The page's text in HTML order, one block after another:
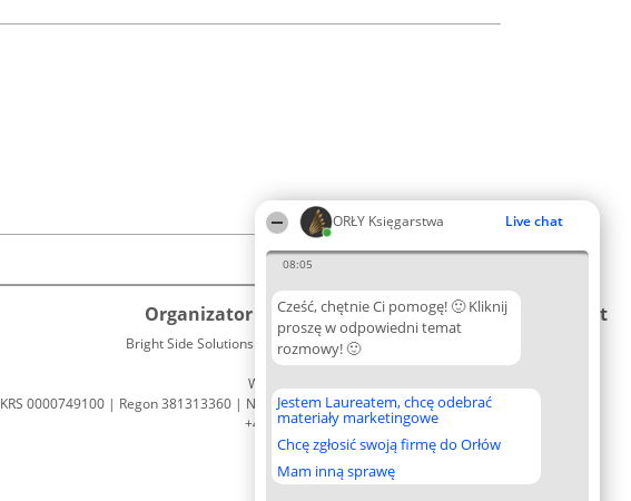
ORŁY Księgarstwa Live chat
08:05
Cześć, chętnie Ci pomogę! 🙂 Kliknij
proszę w odpowiedni temat
rozmowy! 🙂
Jestem Laureatem, chcę odebrać
materiały marketingowe
Chcę zgłosić swoją firmę do Orłów
Mam inną sprawę
Organizator plebiscytu
Bright Side Solutions sp. z o. o. sp. k.
ul. Ruska 22
Wrocław 50-079
KRS 0000749100 | Regon 381313360 | NIP 8943132676
+48 508 492 400
Plebiscyt
Lista
Laureatów
Zasady
Regulamin
Prywatności
Kontakt